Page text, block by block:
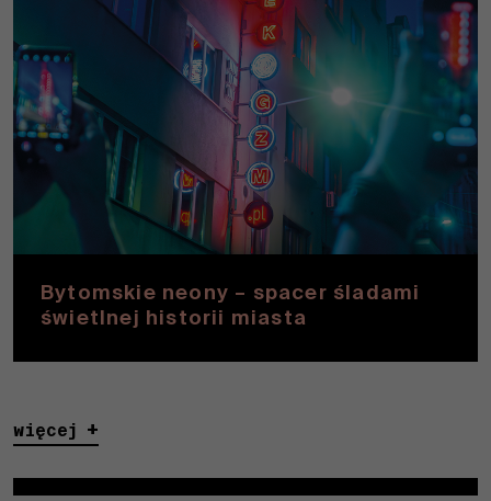
Bytomskie neony – spacer śladami
świetlnej historii miasta
więcej